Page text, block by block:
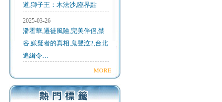
道,獅子王：木法沙,臨界點
2025-03-26
潘霍華,遷徒風險,完美伴侶,禁
谷,嫌疑者的真相,鬼聲泣2,台北
追緝令…
MORE